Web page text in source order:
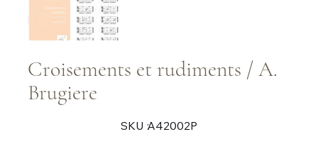
Croisements et rudiments / A.
Brugiere
SKU :SKU
A42002P
A42002P